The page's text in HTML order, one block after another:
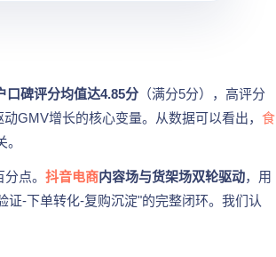
口碑评分均值达4.85分 （满分5分），高评分
GMV增长的核心变量。从数据可以看出， 食
点。 抖音电商内容场与货架场双轮驱动，用
-下单转化-复购沉淀"的完整闭环。我们认